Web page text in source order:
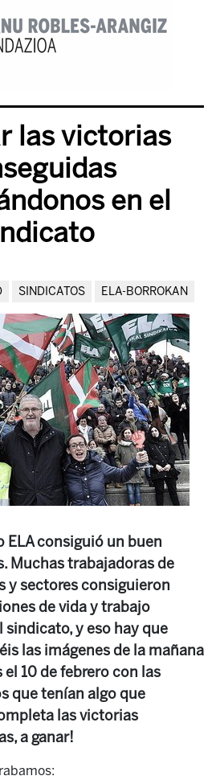
las victorias
en el
SINDICATOS ELA-BORROKAN
ELA consiguió un buen
Muchas trabajadoras de
y sectores consiguieron
de vida y trabajo
sindicato, y eso hay que
las imágenes de la mañana
10 de febrero con las
que tenían algo que
las victorias
a ganar!